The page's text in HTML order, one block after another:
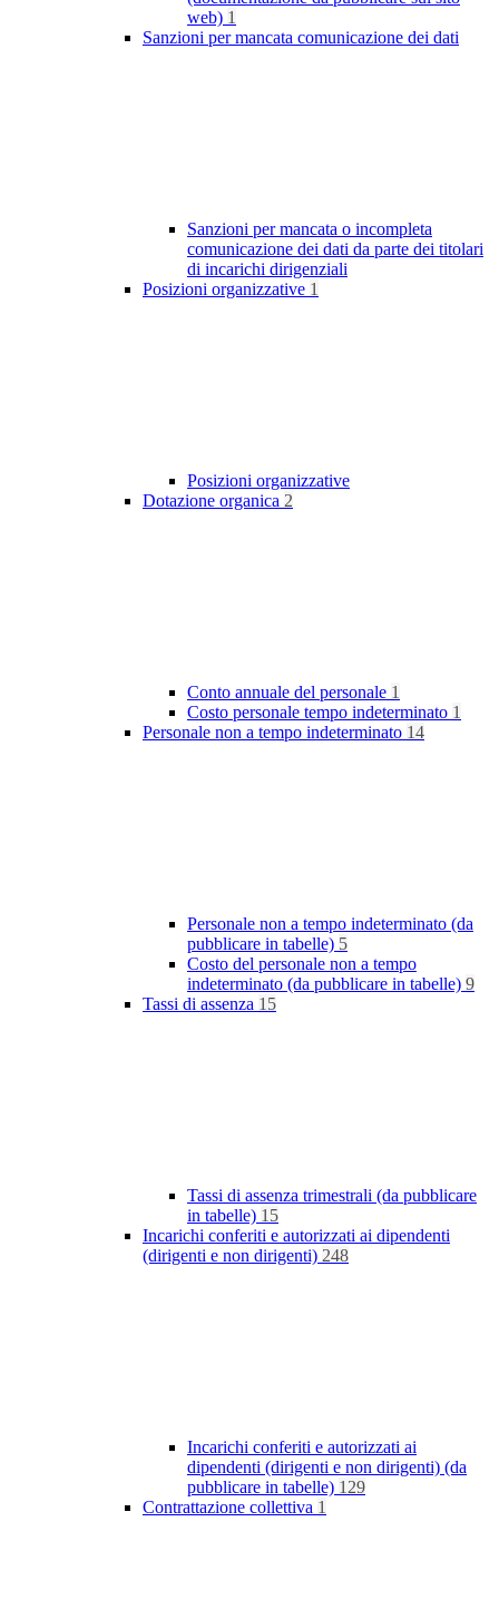
web) 1
Sanzioni per mancata comunicazione dei dati
Sanzioni per mancata o incompleta
comunicazione dei dati da parte dei titolari
di incarichi dirigenziali
Posizioni organizzative 1
Posizioni organizzative
Dotazione organica 2
Conto annuale del personale 1
Costo personale tempo indeterminato 1
Personale non a tempo indeterminato 14
Personale non a tempo indeterminato (da
pubblicare in tabelle) 5
Costo del personale non a tempo
indeterminato (da pubblicare in tabelle) 9
Tassi di assenza 15
Tassi di assenza trimestrali (da pubblicare
in tabelle) 15
Incarichi conferiti e autorizzati ai dipendenti
(dirigenti e non dirigenti) 248
Incarichi conferiti e autorizzati ai
dipendenti (dirigenti e non dirigenti) (da
pubblicare in tabelle) 129
Contrattazione collettiva 1